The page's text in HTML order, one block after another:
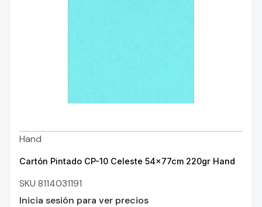
Hand
Cartón Pintado CP-10 Celeste 54x77cm 220gr Hand
SKU 8114031191
Inicia sesión para ver precios